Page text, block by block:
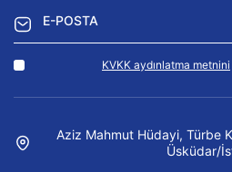
KVKK aydınlatma metnini
Aziz Mahmut Hüdayi, Türbe
Üsküdar/